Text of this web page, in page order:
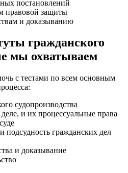
постановлений
правовой защиты
и доказыванию
гражданского
мы охватываем
с тестами по всем основным
судопроизводства
и их процессуальные права
подсудность гражданских дел
и доказывание